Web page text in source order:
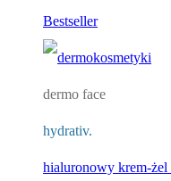
Bestseller
dermo face
hydrativ.
hialuronowy krem-